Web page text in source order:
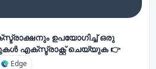
ഉപയോഗിച്ച് ഒരു
എക്സ്ട്രാക്റ്റ് ചെയ്യുക 👉
Edge